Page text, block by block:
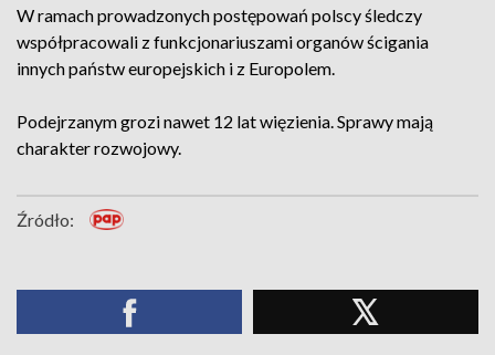
W ramach prowadzonych postępowań polscy śledczy
współpracowali z funkcjonariuszami organów ścigania
innych państw europejskich i z Europolem.
Podejrzanym grozi nawet 12 lat więzienia. Sprawy mają
charakter rozwojowy.
Źródło: